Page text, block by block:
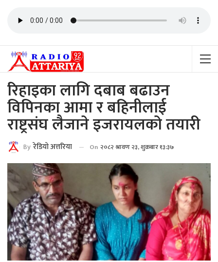
रिहाइका लागि दबाब बढाउन
विपिनका आमा र बहिनीलाई
राष्ट्रसंघ लैजाने इजरायलको तयारी
By रेडियाे अत्तरिया On २०८२ श्रावण २३, शुक्रबार १३:३७